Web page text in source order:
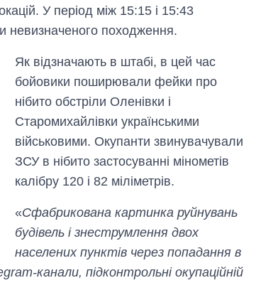
У період між 15:15 і 15:43
невизначеного походження.
Як відзначають в штабі, в цей час
бойовики поширювали фейки про
нібито обстріли Оленівки і
Старомихайлівки українськими
військовими. Окупанти звинувачували
ЗСУ в нібито застосуванні мінометів
калібру 120 і 82 міліметрів.
«Сфабрикована картинка руйнувань
будівель і знеструмлення двох
населених пунктів через попадання в
канали, підконтрольні окупаційній
Вісім масованих
ударів по Україні
область стали
рф